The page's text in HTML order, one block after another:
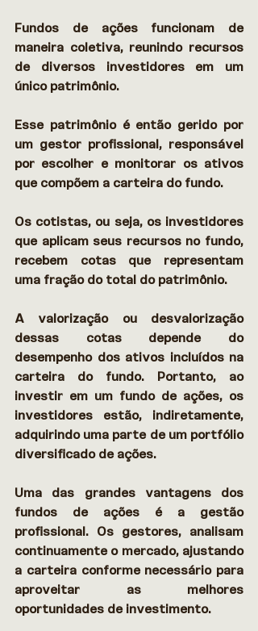
Fundos de ações funcionam de
maneira coletiva, reunindo recursos
de diversos investidores em um
único patrimônio.
Esse patrimônio é então gerido por
um gestor profissional, responsável
por escolher e monitorar os ativos
que compõem a carteira do fundo.
Os cotistas, ou seja, os investidores
que aplicam seus recursos no fundo,
recebem cotas que representam
uma fração do total do patrimônio.
A valorização ou desvalorização
dessas cotas depende do
desempenho dos ativos incluídos na
carteira do fundo. Portanto, ao
investir em um fundo de ações, os
investidores estão, indiretamente,
adquirindo uma parte de um portfólio
diversificado de ações.
Uma das grandes vantagens dos
fundos de ações é a gestão
profissional. Os gestores, analisam
continuamente o mercado, ajustando
a carteira conforme necessário para
aproveitar as melhores
oportunidades de investimento.